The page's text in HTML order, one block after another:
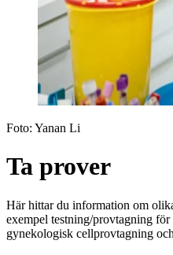
Foto: Yanan Li
Ta prover
Här hittar du information om
exempel testning/provtagning
gynekologisk cellprovtagning